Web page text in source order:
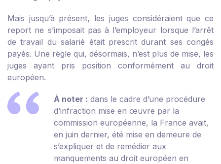
Mais jusqu’à présent, les juges considéraient que ce
report ne s’imposait pas à l’employeur lorsque l’arrêt
de travail du salarié était prescrit durant ses congés
payés. Une règle qui, désormais, n’est plus de mise, les
juges ayant pris position conformément au droit
européen.
À noter : dans le cadre d’une procédure
d’infraction mise en œuvre par la
commission européenne, la France avait,
en juin dernier, été mise en demeure de
s’expliquer et de remédier aux
manquements au droit européen en